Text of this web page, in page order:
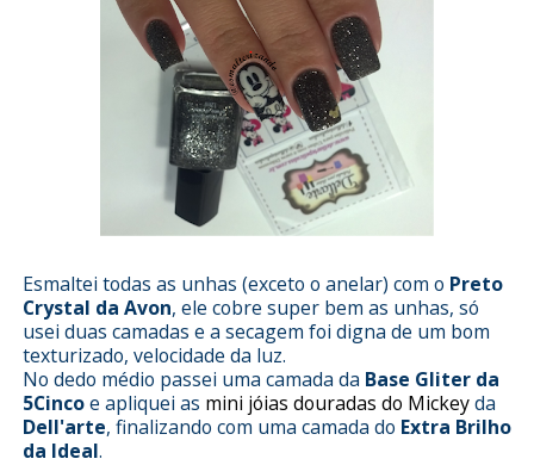
Esmaltei todas as unhas (exceto o anelar) com o Preto
Crystal da Avon, ele cobre super bem as unhas, só
usei duas camadas e a secagem foi digna de um bom
texturizado, velocidade da luz.
No dedo médio passei uma camada da Base Gliter da
5Cincoe apliquei as mini jóias douradas do Mickeyda
Dell'arte, finalizando com uma camada do Extra Brilho
da Ideal.